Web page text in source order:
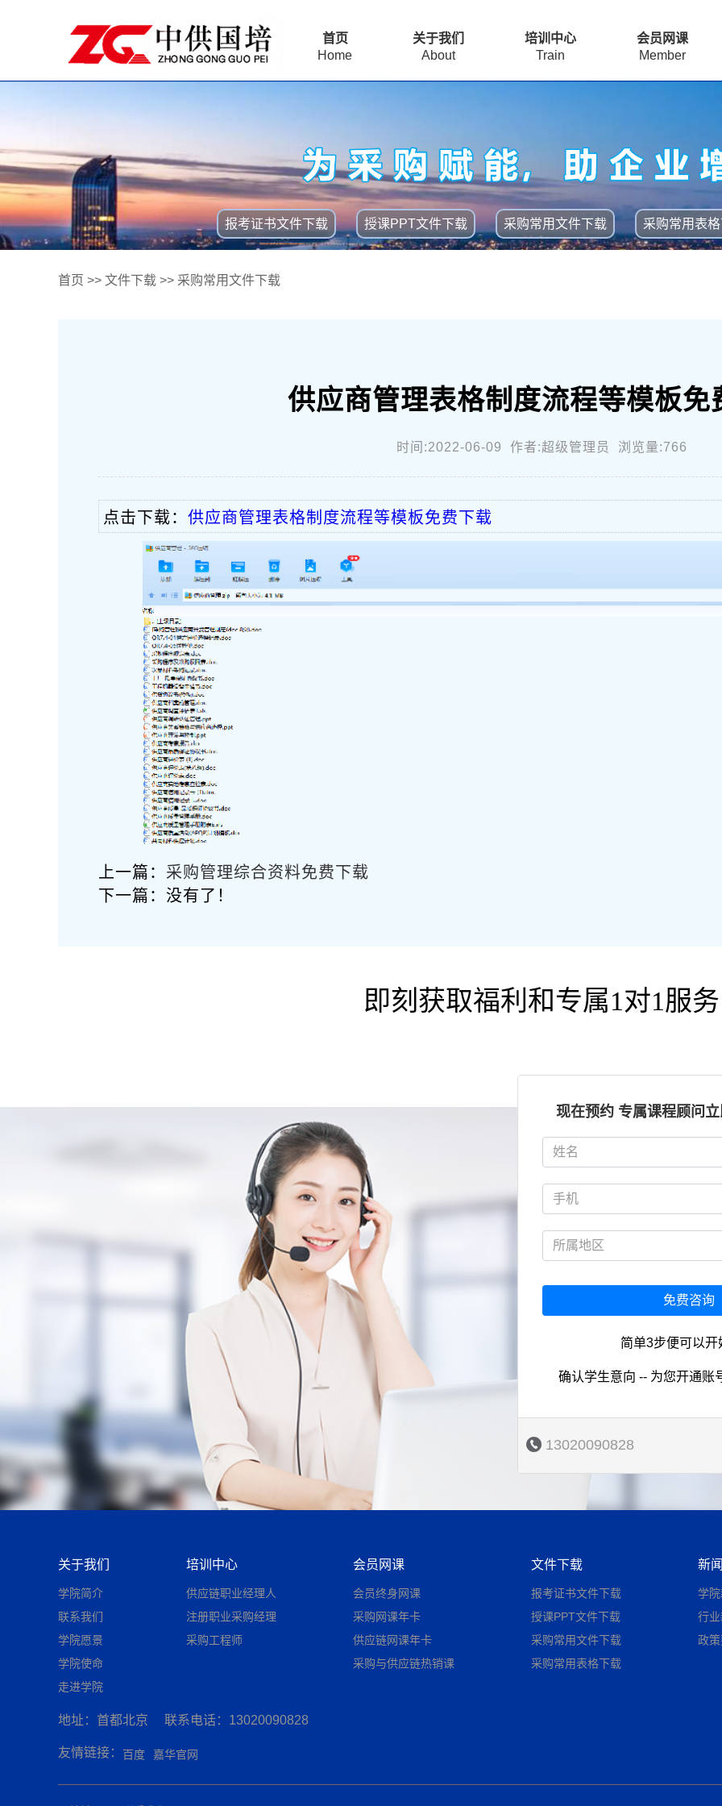
首页
Home
关于我们
About
培训中心
Train
会员网课
Member
报考证书文件下载 授课PPT文件下载 采购常用文件下载 采购常用表
首页 >> 文件下载 >> 采购常用文件下载
供应商管理表格制度流程等模板免
时间:2022-06-09 作者:超级管理员 浏览量:766
点击下载： 供应商管理表格制度流程等模板免费下载
上一篇： 采购管理综合资料免费下载
下一篇：没有了！
即刻获取福利和专属1对1服务
现在预约 专属课程顾问
免费咨询
简单3步便可以开
确认学生意向 -- 为您开通账
13020090828
关于我们
学院简介
联系我们
学院愿景
学院使命
走进学院
培训中心
供应链职业经理人
注册职业采购经理
采购工程师
会员网课
会员终身网课
采购网课年卡
供应链网课年卡
采购与供应链热销课
文件下载
报考证书文件下载
授课PPT文件下载
采购常用文件下载
采购常用表格下载
新
学
行
政
地址：首都北京 联系电话：13020090828
友情链接： 百度 嘉华官网